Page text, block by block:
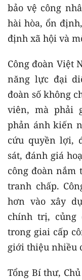
bảo vệ công
hài hòa, ổn
định xã hội và
Công đoàn Việt
năng lực đại
đoàn số không
viên, mà phải
phản ánh kiến
cứu quyền lợi,
sát, đánh giá
công đoàn nắm
tranh chấp.
hơn vào xây
chính trị, củng
trong giai cấp
giới thiệu nhiều
Tổng Bí thư,